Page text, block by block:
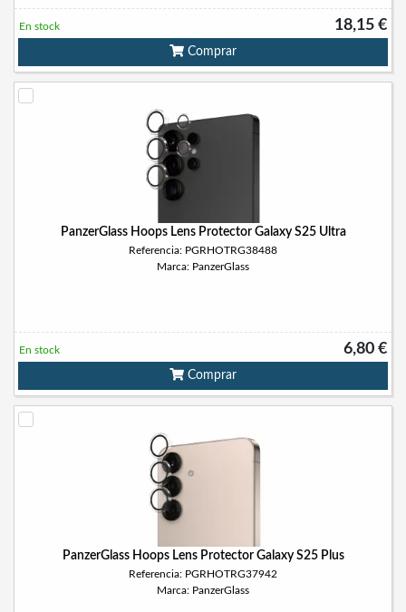
18,15 €
En stock
Comprar
PanzerGlass Hoops Lens Protector Galaxy S25 Ultra
Referencia: PGRHOTRG38488
Marca: PanzerGlass
6,80 €
En stock
Comprar
PanzerGlass Hoops Lens Protector Galaxy S25 Plus
Referencia: PGRHOTRG37942
Marca: PanzerGlass